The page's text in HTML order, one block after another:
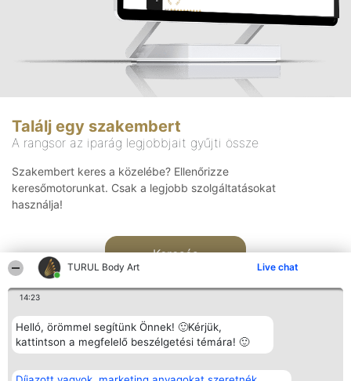
TURUL Body Art Live chat
14:23
Helló, örömmel segítünk Önnek! 🙂Kérjük,
kattintson a megfelelő beszélgetési témára! 🙂
Találj egy szakembert
A rangsor az iparág legjobbjait gyűjti össze
Szakembert keres a közelébe? Ellenőrizze
keresőmotorunkat. Csak a legjobb szolgáltatásokat
használja!
Keresés
Rangsorszervező Népszavazás Elérhetőség